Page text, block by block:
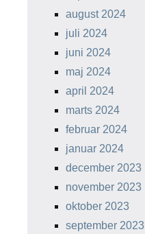
august 2024
juli 2024
juni 2024
maj 2024
april 2024
marts 2024
februar 2024
januar 2024
december 2023
november 2023
oktober 2023
september 2023